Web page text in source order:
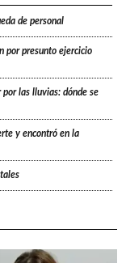
de personal
por presunto ejercicio
las lluvias: dónde se
y encontró en la